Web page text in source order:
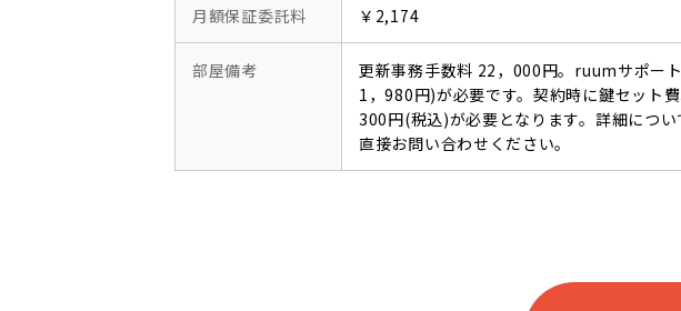
月額保証委託料 ￥2,174
部屋備考
更新事務手数料 22，000円。ruumサポー
1，980円)が必要です。契約時に鍵セット費
300円(税込)が必要となります。詳細につい
直接お問い合わせください。